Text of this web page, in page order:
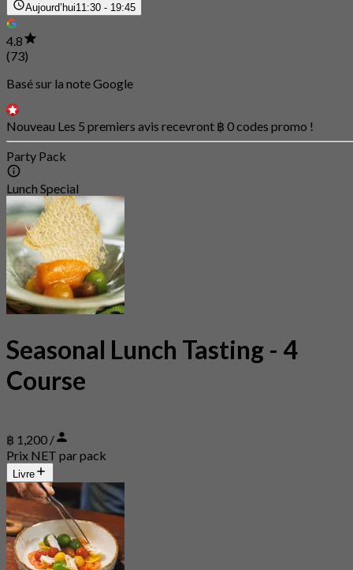
Aujourd’hui11:30 - 19:45
4.8
(73)
Basé sur la note Google
Nouveau Les 5 premiers avis recevront ฿ 0 codes promo !
Party Pack
Lunch Special
Seasonal Lunch Tasting - 4
Course
฿ 1,200 /
Prix NET par pack
Livre